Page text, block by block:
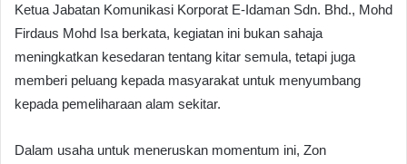
Ketua Jabatan Komunikasi Korporat E-Idaman Sdn. Bhd., Mohd
Firdaus Mohd Isa berkata, kegiatan ini bukan sahaja
meningkatkan kesedaran tentang kitar semula, tetapi juga
memberi peluang kepada masyarakat untuk menyumbang
kepada pemeliharaan alam sekitar.
Dalam usaha untuk meneruskan momentum ini, Zon